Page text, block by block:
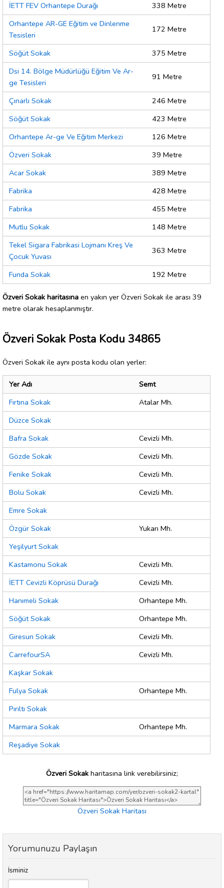
İETT FEV Orhantepe Durağı
338 Metre
Orhantepe AR-GE Eğitim ve Dinlenme
Tesisleri
172 Metre
Söğüt Sokak
375 Metre
Dsi 14. Bölge Müdürlüğü Eğitim Ve Ar-
ge Tesisleri
91 Metre
Çınarlı Sokak
246 Metre
Söğüt Sokak
423 Metre
Orhantepe Ar-ge Ve Eğitim Merkezi
126 Metre
Özveri Sokak
39 Metre
Acar Sokak
389 Metre
Fabrika
428 Metre
Fabrika
455 Metre
Mutlu Sokak
148 Metre
Tekel Sigara Fabrikasi Lojmanı Kreş Ve
Çocuk Yuvası
363 Metre
Funda Sokak 192 Metre
Özveri Sokak haritasına en yakın yer Özveri Sokak ile arası 39
metre olarak hesaplanmıştır.
Özveri Sokak Posta Kodu 34865
Özveri Sokak ile aynı posta kodu olan yerler:
Yer Adı
Semt
Fırtına Sokak
Atalar Mh.
Düzce Sokak
Bafra Sokak
Cevizli Mh.
Gözde Sokak
Cevizli Mh.
Fenike Sokak
Cevizli Mh.
Bolu Sokak
Cevizli Mh.
Emre Sokak
Özgür Sokak
Yukarı Mh.
Yeşilyurt Sokak
Kastamonu Sokak
Cevizli Mh.
İETT Cevizli Köprüsü Durağı
Cevizli Mh.
Hanımeli Sokak
Orhantepe Mh.
Söğüt Sokak
Orhantepe Mh.
Giresun Sokak
Cevizli Mh.
CarrefourSA
Cevizli Mh.
Kaşkar Sokak
Fulya Sokak
Orhantepe Mh.
Pırıltı Sokak
Marmara Sokak
Orhantepe Mh.
Reşadiye Sokak
Özveri Sokak haritasına link verebilirsiniz;
Özveri Sokak Haritası
Yorumunuzu Paylaşın
İsminiz